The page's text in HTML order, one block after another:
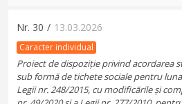
Nr. 30 / 13.03.2026
Caracter individual
Proiect de dispoziție privind acordarea
sub formă de tichete sociale pentru
Legii nr. 248/2015, cu modificările și